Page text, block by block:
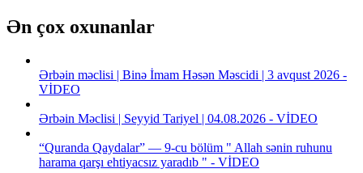
Ən çox oxunanlar
Ərbəin məclisi | Binə İmam Həsən Məscidi | 3 avqust 2026 -
VİDEO
Ərbəin Məclisi | Seyyid Tariyel | 04.08.2026 - VİDEO
“Quranda Qaydalar” — 9-cu bölüm " Allah sənin ruhunu
harama qarşı ehtiyacsız yaradıb " - VİDEO